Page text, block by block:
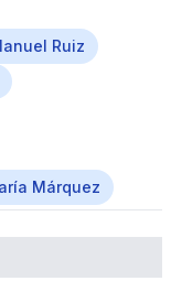
Ruiz
Márquez